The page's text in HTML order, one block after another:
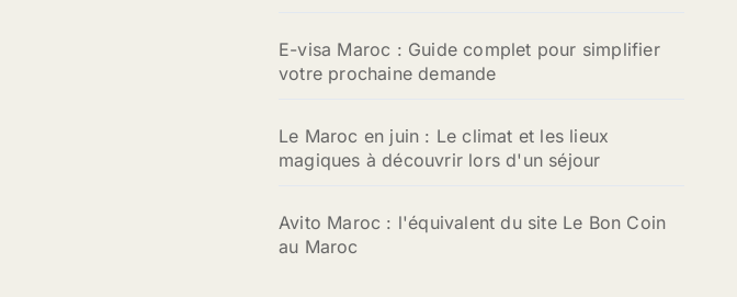
E-visa Maroc : Guide complet pour simplifier
votre prochaine demande
Le Maroc en juin : Le climat et les lieux
magiques à découvrir lors d'un séjour
Avito Maroc : l'équivalent du site Le Bon Coin
au Maroc